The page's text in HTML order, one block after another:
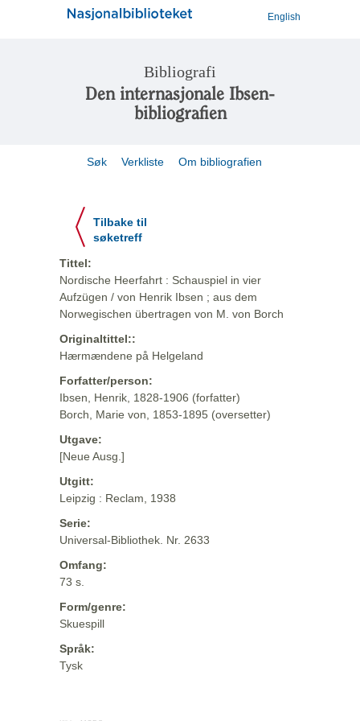
English
Bibliografi
Den internasjonale Ibsen-
bibliografien
Søk Verkliste Om bibliografien
Tilbake til
søketreff
Tittel:
Nordische Heerfahrt : Schauspiel in vier
Aufzügen / von Henrik Ibsen ; aus dem
Norwegischen übertragen von M. von Borch
Originaltittel::
Hærmændene på Helgeland
Forfatter/person:
Ibsen, Henrik, 1828-1906 (forfatter)
Borch, Marie von, 1853-1895 (oversetter)
Utgave:
[Neue Ausg.]
Utgitt:
Leipzig : Reclam, 1938
Serie:
Universal-Bibliothek. Nr. 2633
Omfang:
73 s.
Form/genre:
Skuespill
Språk:
Tysk